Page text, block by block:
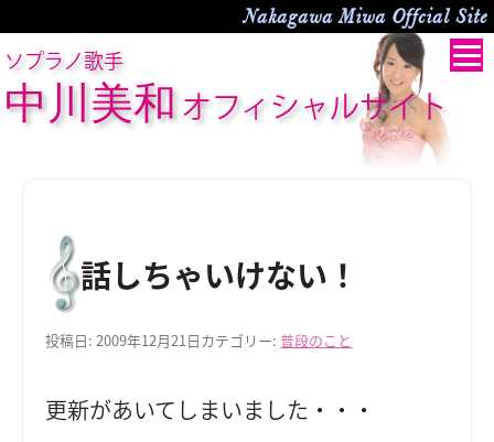
Nakagawa Miwa Offcial Site
ソプラノ歌手
中川美和 オフィシャルサイト
話しちゃいけない！
投稿日:2009年12月21日カテゴリー:普段のこと
更新があいてしまいました・・・